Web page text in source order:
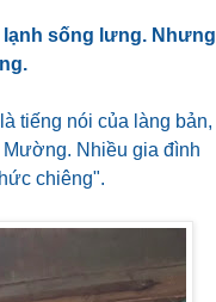
lạnh sống lưng. Nhưng
tiếng nói của làng bản,
Nhiều gia đình
chiêng".